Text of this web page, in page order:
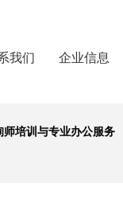
我们 企业信息
师培训与专业办公服务